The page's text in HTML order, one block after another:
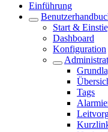
Einführung
Start &
Dashboard
Konfiguration
Tags